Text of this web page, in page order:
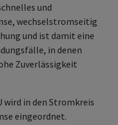
und
wechselstromseitig
und ist damit eine
in denen
Zuverlässigkeit
wird in den Stromkreis
eingeordnet.